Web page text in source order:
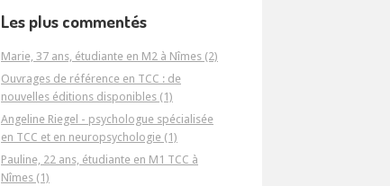
Les plus commentés
Marie, 37 ans, étudiante en M2 à Nîmes (2)
Ouvrages de référence en TCC : de
nouvelles éditions disponibles (1)
Angeline Riegel - psychologue spécialisée
en TCC et en neuropsychologie (1)
Pauline, 22 ans, étudiante en M1 TCC à
Nîmes (1)